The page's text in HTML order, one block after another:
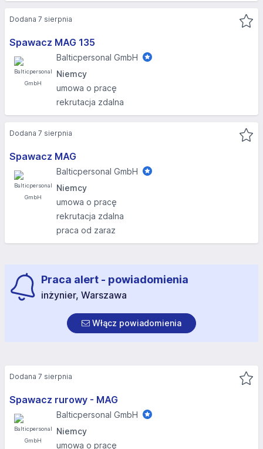
Spawacz MAG 135
Balticpersonal GmbH
Niemcy
umowa o pracę
rekrutacja zdalna
Dodana 7 sierpnia
Spawacz MAG
Balticpersonal GmbH
Niemcy
umowa o pracę
rekrutacja zdalna
praca od zaraz
Dodana 7 sierpnia
Praca alert - powiadomienia
inżynier, Warszawa
Włącz powiadomienia
Spawacz rurowy - MAG
Balticpersonal GmbH
Niemcy
umowa o pracę
Dodana 7 sierpnia